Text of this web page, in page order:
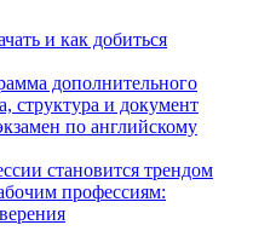
и как добиться
дополнительного
структура и документ
по английскому
становится трендом
профессиям: